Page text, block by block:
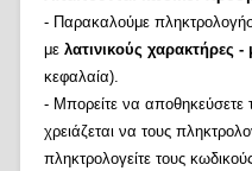
- Παρακαλούμε
με λατινικούς χαρακτήρες -
κεφαλαία).
- Μπορείτε να
χρειάζεται να τους
πληκτρολογείτε τους